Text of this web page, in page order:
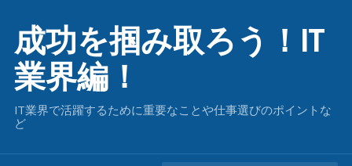
成功を掴み取ろう！IT
業界編！
IT業界で活躍するために重要なことや仕事選びのポイントな
ど